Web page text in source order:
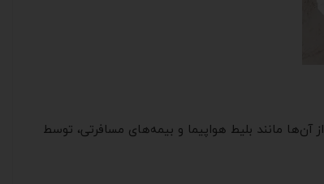
آن‌ها مانند بلیط هواپیما و بیمه‌های مسافرتی، توسط